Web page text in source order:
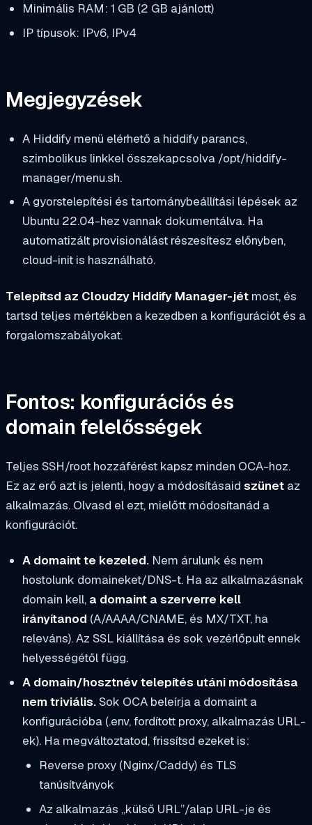
Minimális RAM: 1 GB (2 GB ajánlott)
IP típusok: IPv6, IPv4
Megjegyzések
A Hiddify menü elérhető a hiddifyparancs,
szimbolikus linkkel összekapcsolva /opt/hiddify-
manager/menu.sh.
A gyorstelepítési és tartománybeállítási lépések az
Ubuntu 22.04-hez vannak dokumentálva. Ha
automatizált provisionálást részesítesz előnyben,
cloud-init is használható.
Telepítsd az Cloudzy Hiddify Manager-jét most, és
tartsd teljes mértékben a kezedben a konfigurációt és a
forgalomszabályokat.
Fontos: konfigurációs és
domain felelősségek
Teljes SSH/root hozzáférést kapsz minden OCA-hoz.
Ez az erő azt is jelenti, hogy a módosításaid szünet az
alkalmazás. Olvasd el ezt, mielőtt módosítanád a
konfigurációt.
A domaint te kezeled.Nem árulunk és nem
hostolunk domaineket/DNS-t. Ha az alkalmazásnak
domain kell, a domaint a szerverre kell
irányítanod (A/AAAA/CNAME, és MX/TXT, ha
releváns). Az SSL kiállítása és sok vezérlőpult ennek
helyességétől függ.
A domain/hosztnév telepítés utáni módosítása
nem triviális.Sok OCA beleírja a domaint a
konfigurációba (.env, fordított proxy, alkalmazás URL-
ek). Ha megváltoztatod, frissítsd ezeket is:
Reverse proxy (Nginx/Caddy) és TLS
tanúsítványok
Az alkalmazás „külső URL”/alap URL-je és